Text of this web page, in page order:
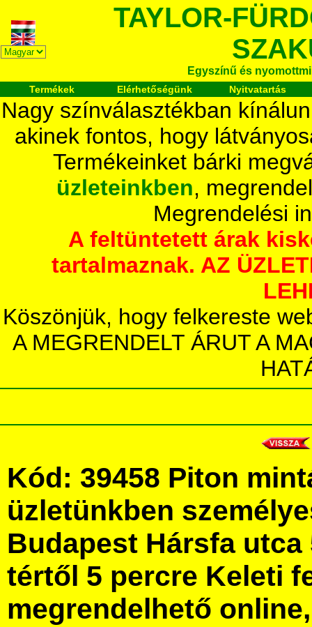
TAYLOR-
Egyszínű és
Termékek Elérhetőségünk Nyitvatartás
Nagy színválasztékban
akinek fontos, hogy
Termékeinket bárki
üzleteinkben,
Megrendelési
A feltüntetett árak
tartalmaznak. AZ
Köszönjük, hogy felkereste
A MEGRENDELT ÁRUT A
Kód: 39458 Piton
üzletünkben
Budapest Hársfa utca
tértől 5 percre Keleti
megrendelhető